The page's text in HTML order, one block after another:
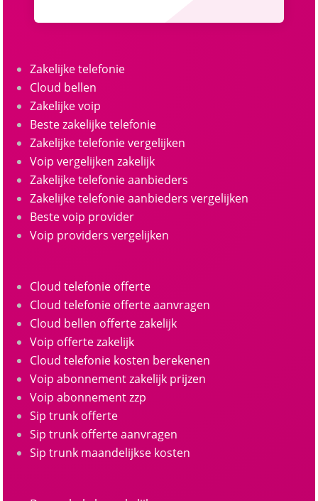
Zakelijke telefonie
Cloud bellen
Zakelijke voip
Beste zakelijke telefonie
Zakelijke telefonie vergelijken
Voip vergelijken zakelijk
Zakelijke telefonie aanbieders
Zakelijke telefonie aanbieders vergelijken
Beste voip provider
Voip providers vergelijken
Cloud telefonie offerte
Cloud telefonie offerte aanvragen
Cloud bellen offerte zakelijk
Voip offerte zakelijk
Cloud telefonie kosten berekenen
Voip abonnement zakelijk prijzen
Voip abonnement zzp
Sip trunk offerte
Sip trunk offerte aanvragen
Sip trunk maandelijkse kosten